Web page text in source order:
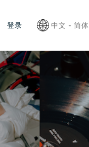
登录 中文 - 简体